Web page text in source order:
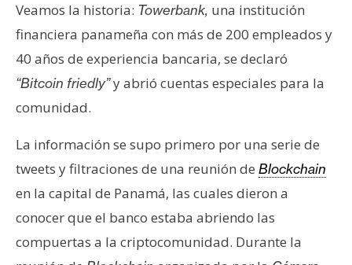
d
e
P
r
e
n
s
T
m
Veamos la historia: Towerbank, una institución
financiera panameña con más de 200 empleados y
40 años de experiencia bancaria, se declaró
“Bitcoin friedly”y abrió cuentas especiales para la
comunidad.
La información se supo primero por una serie de
tweets y filtraciones de una reunión de Blockchain
en la capital de Panamá, las cuales dieron a
conocer que el banco estaba abriendo las
compuertas a la criptocomunidad. Durante la